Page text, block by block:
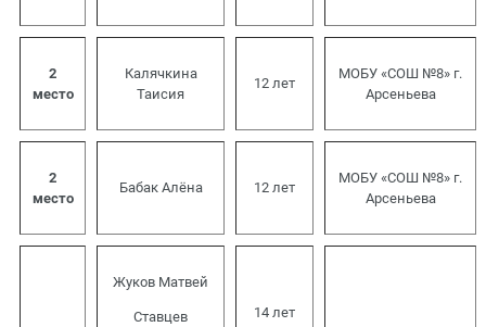
2
место
Калячкина
Таисия
12 лет
МОБУ «СОШ №8» г.
Арсеньева
2
место
Бабак Алёна 12 лет
МОБУ «СОШ №8» г.
Арсеньева
Жуков Матвей
Ставцев
14 лет